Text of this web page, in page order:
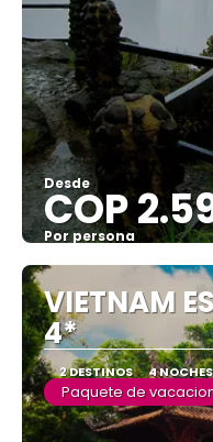
Desde
COP
Por persona
VIETNAM
4*
2 DESTINOS 4 NOCHES
Paquete de